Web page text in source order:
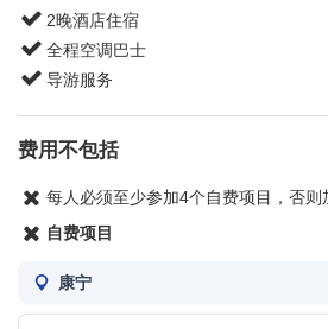
请至少提前15分钟到达出发位置。所
供参考。
旅行团的结束时间均为预计时间，具体
气、交通及其他情况而定。
Toronto 280 Spadina Ave下车地点:
2晚酒店住宿
全程空调巴士
导游服务
费用不包括
每人必须至少参加4个自费项目，否则
自费项目
康宁